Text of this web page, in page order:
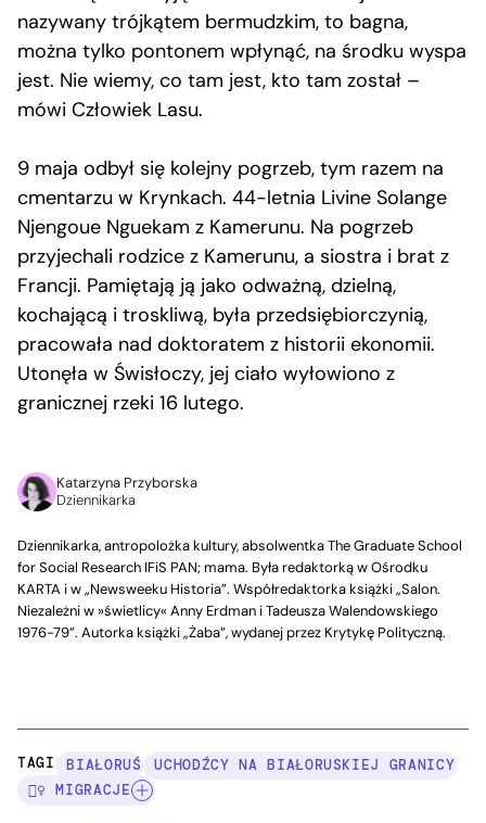
nazywany trójkątem bermudzkim, to bagna,
można tylko pontonem wpłynąć, na środku wyspa
jest. Nie wiemy, co tam jest, kto tam został –
mówi Człowiek Lasu.
9 maja odbył się kolejny pogrzeb, tym razem na
cmentarzu w Krynkach. 44-letnia Livine Solange
Njengoue Nguekam z Kamerunu. Na pogrzeb
przyjechali rodzice z Kamerunu, a siostra i brat z
Francji. Pamiętają ją jako odważną, dzielną,
kochającą i troskliwą, była przedsiębiorczynią,
pracowała nad doktoratem z historii ekonomii.
Utonęła w Świsłoczy, jej ciało wyłowiono z
granicznej rzeki 16 lutego.
Katarzyna Przyborska
Dziennikarka
Dziennikarka, antropolożka kultury, absolwentka The Graduate School
for Social Research IFiS PAN; mama. Była redaktorką w Ośrodku
KARTA i w „Newsweeku Historia”. Współredaktorka książki „Salon.
Niezależni w »świetlicy« Anny Erdman i Tadeusza Walendowskiego
1976-79”. Autorka książki „Żaba”, wydanej przez Krytykę Polityczną.
TAGI: BIAŁORUŚ
UCHODŹCY NA BIAŁORUSKIEJ GRANICY
🚶‍♀️ MIGRACJE